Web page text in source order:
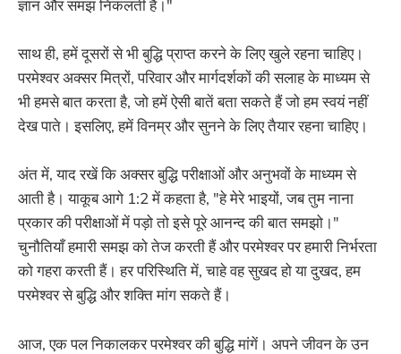
ज्ञान और समझ निकलती है।"
साथ ही, हमें दूसरों से भी बुद्धि प्राप्त करने के लिए खुले रहना चाहिए।
परमेश्वर अक्सर मित्रों, परिवार और मार्गदर्शकों की सलाह के माध्यम से
भी हमसे बात करता है, जो हमें ऐसी बातें बता सकते हैं जो हम स्वयं नहीं
देख पाते। इसलिए, हमें विनम्र और सुनने के लिए तैयार रहना चाहिए।
अंत में, याद रखें कि अक्सर बुद्धि परीक्षाओं और अनुभवों के माध्यम से
आती है। याकूब आगे 1:2 में कहता है, "हे मेरे भाइयों, जब तुम नाना
प्रकार की परीक्षाओं में पड़ो तो इसे पूरे आनन्द की बात समझो।"
चुनौतियाँ हमारी समझ को तेज करती हैं और परमेश्वर पर हमारी निर्भरता
को गहरा करती हैं। हर परिस्थिति में, चाहे वह सुखद हो या दुखद, हम
परमेश्वर से बुद्धि और शक्ति मांग सकते हैं।
आज, एक पल निकालकर परमेश्वर की बुद्धि मांगें। अपने जीवन के उन